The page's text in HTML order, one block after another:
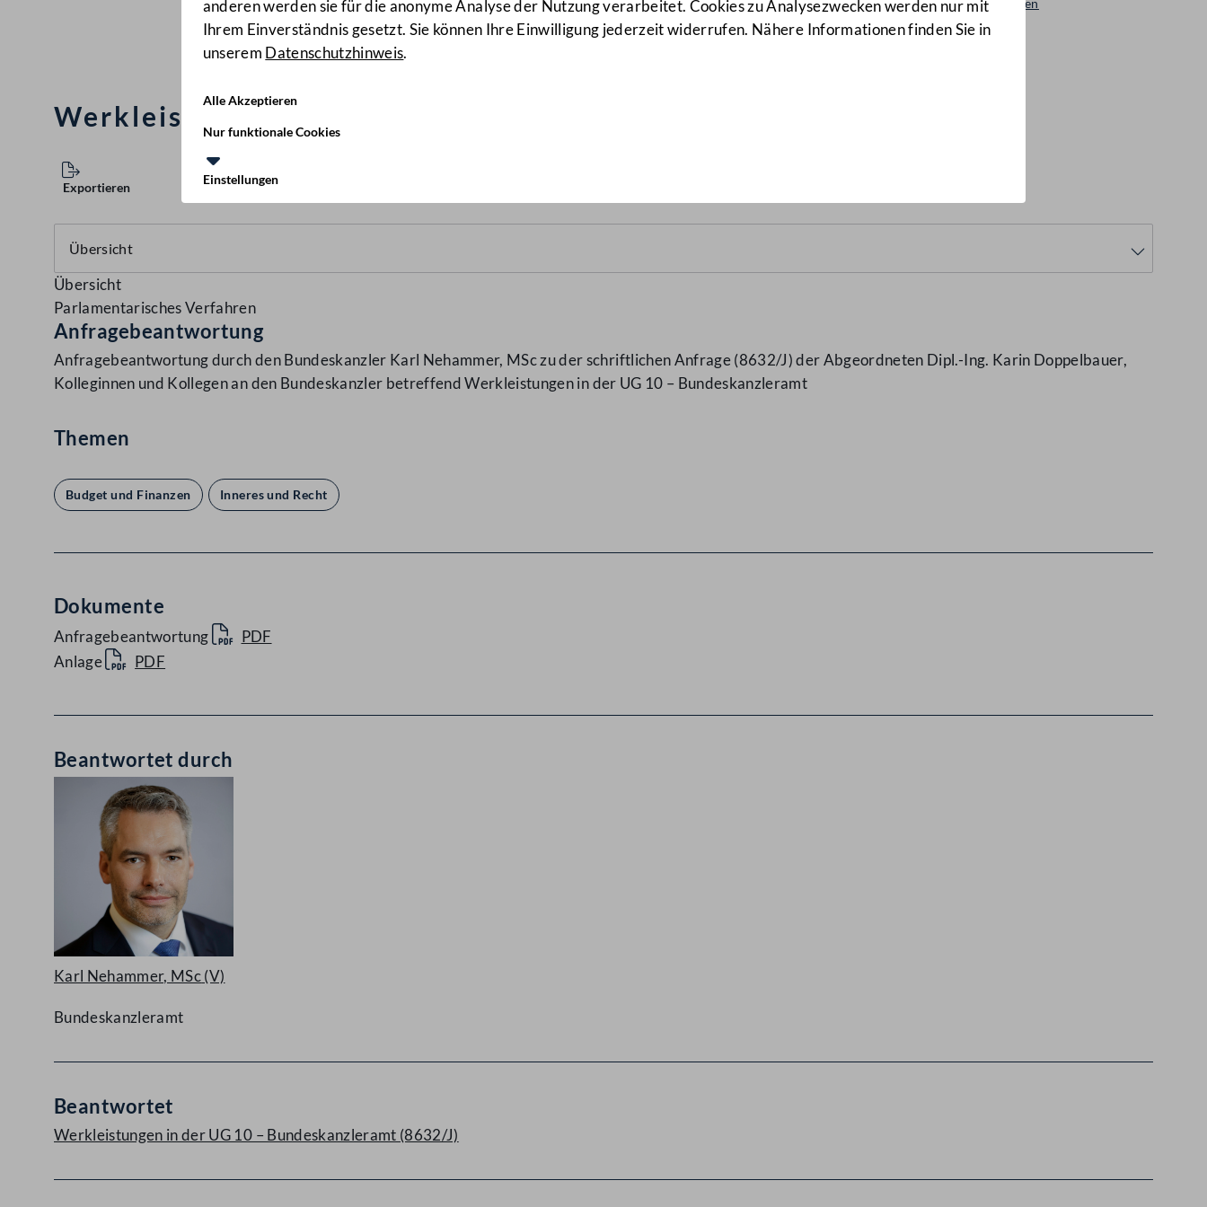
anderen werden sie für die anonyme Analyse der Nutzung verarbeitet. Cookies zu Analysezwecken werden nur mit
Ihrem Einverständnis gesetzt. Sie können Ihre Einwilligung jederzeit widerrufen. Nähere Informationen finden Sie in
unserem Datenschutzhinweis.
Alle Akzeptieren
Nur funktionale Cookies
Einstellungen
Beantwortungen
8493/AB
Werkleistungen in der UG 10 – Bundeskanzleramt
Exportieren
Übersicht
Parlamentarisches Verfahren
Anfragebeantwortung
Anfragebeantwortung durch den Bundeskanzler Karl Nehammer, MSc zu der schriftlichen Anfrage (8632/J) der Abgeordneten Dipl.-Ing. Karin Doppelbauer,
Kolleginnen und Kollegen an den Bundeskanzler betreffend Werkleistungen in der UG 10 – Bundeskanzleramt
Themen
Budget und Finanzen Inneres und Recht
Dokumente
Anfragebeantwortung
PDF
Anlage
PDF
Beantwortet durch
Karl Nehammer, MSc(V)
Bundeskanzleramt
Beantwortet
Werkleistungen in der UG 10 – Bundeskanzleramt (8632/J)